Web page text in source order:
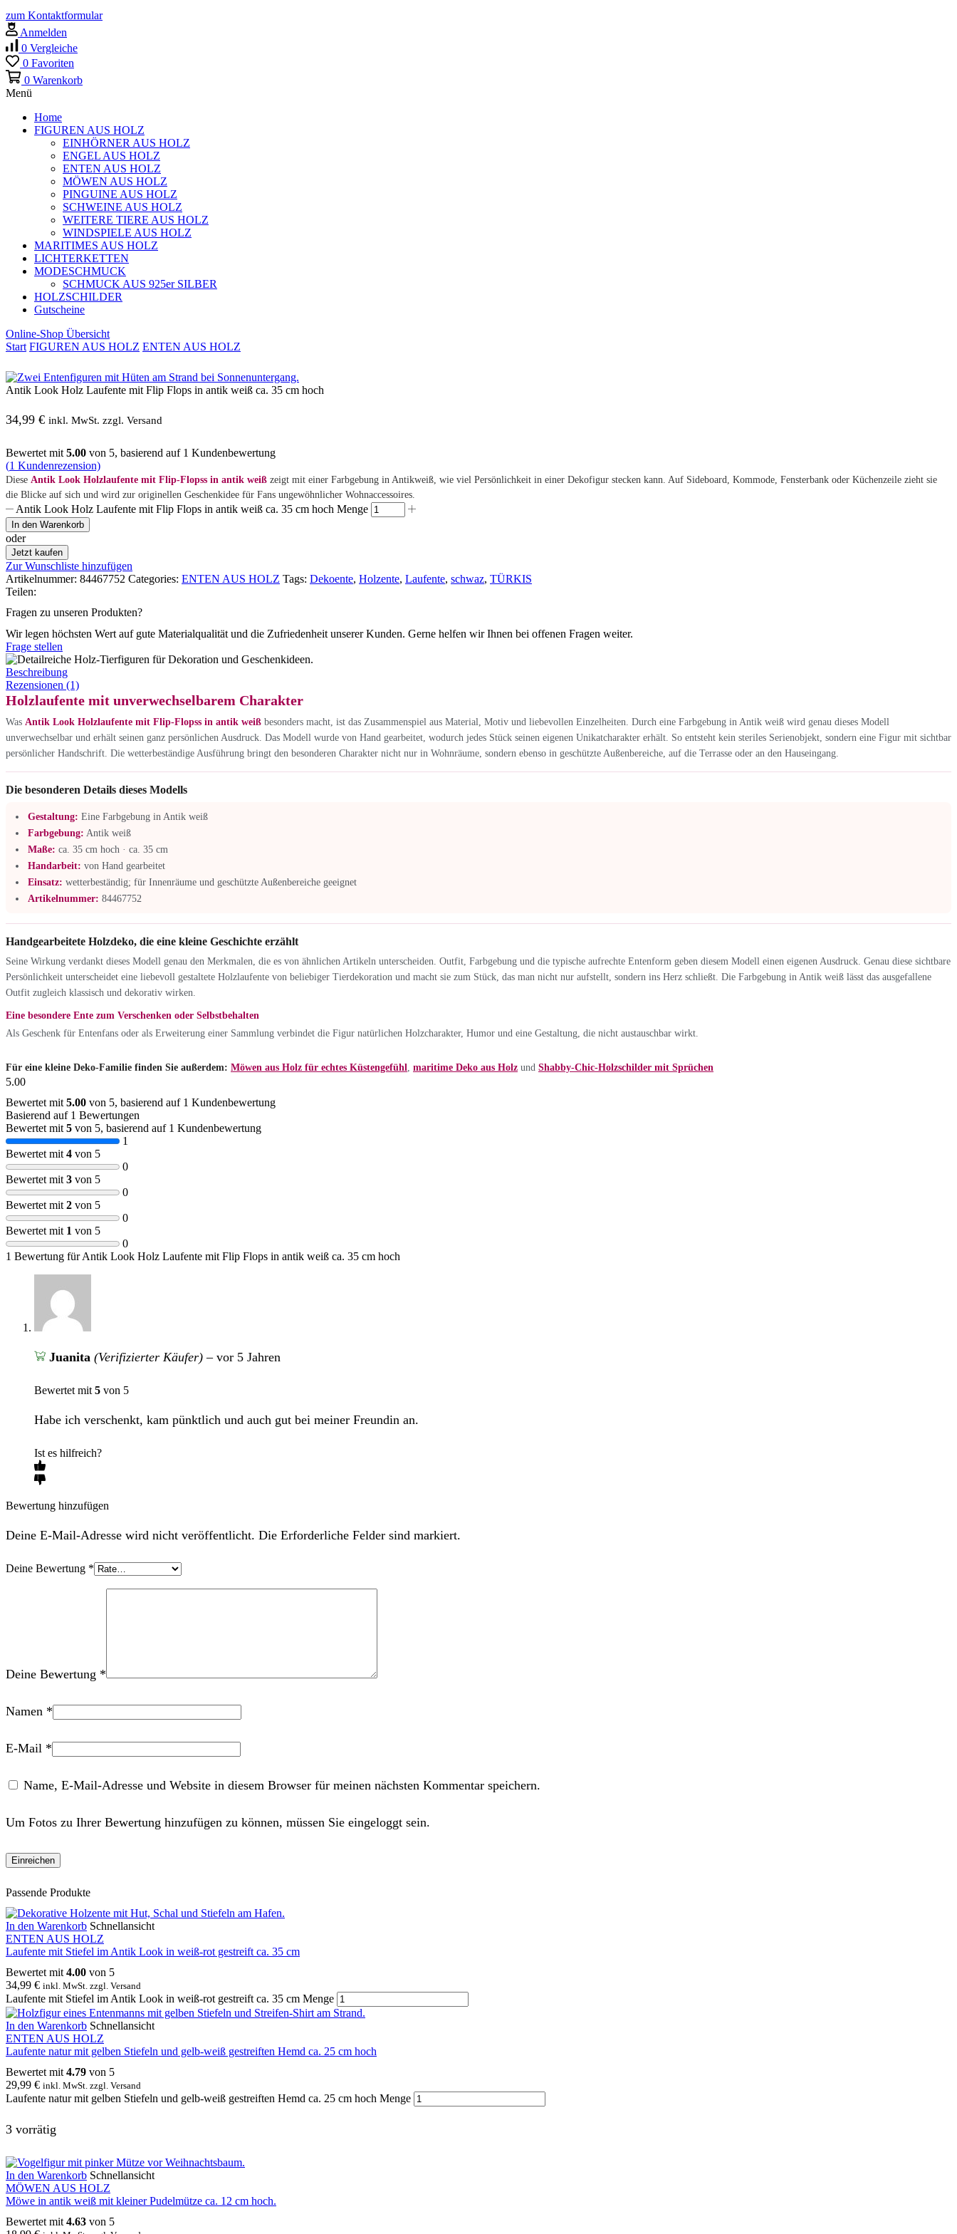
zum Kontaktformular
Anmelden
0 Vergleiche
0 Favoriten
0 Warenkorb
Menü
Home
FIGUREN AUS HOLZ
EINHÖRNER AUS HOLZ
ENGEL AUS HOLZ
ENTEN AUS HOLZ
MÖWEN AUS HOLZ
PINGUINE AUS HOLZ
SCHWEINE AUS HOLZ
WEITERE TIERE AUS HOLZ
WINDSPIELE AUS HOLZ
MARITIMES AUS HOLZ
LICHTERKETTEN
MODESCHMUCK
SCHMUCK AUS 925er SILBER
HOLZSCHILDER
Gutscheine
Online-Shop Übersicht
Start FIGUREN AUS HOLZ ENTEN AUS HOLZ
Antik Look Holz Laufente mit Flip Flops in antik weiß ca. 35 cm hoch
34,99 € inkl. MwSt. zzgl. Versand
Bewertet mit 5.00 von 5, basierend auf 1 Kundenbewertung
(1 Kundenrezension)
Diese Antik Look Holzlaufente mit Flip-Flopss in antik weiß zeigt mit einer Farbgebung in Antikweiß, wie viel Persönlichkeit in einer Dekofigur stecken kann. Auf Sideboard, Kommode, Fensterbank oder Küchenzeile zieht sie
die Blicke auf sich und wird zur originellen Geschenkidee für Fans ungewöhnlicher Wohnaccessoires.
Antik Look Holz Laufente mit Flip Flops in antik weiß ca. 35 cm hoch Menge
In den Warenkorb
oder
Jetzt kaufen
Zur Wunschliste hinzufügen
Artikelnummer: 84467752 Categories: ENTEN AUS HOLZ Tags: Dekoente, Holzente, Laufente, schwaz, TÜRKIS
Teilen:
Fragen zu unseren Produkten?
Wir legen höchsten Wert auf gute Materialqualität und die Zufriedenheit unserer Kunden. Gerne helfen wir Ihnen bei offenen Fragen weiter.
Frage stellen
Beschreibung
Rezensionen (1)
Holzlaufente mit unverwechselbarem Charakter
Was Antik Look Holzlaufente mit Flip-Flopss in antik weiß besonders macht, ist das Zusammenspiel aus Material, Motiv und liebevollen Einzelheiten. Durch eine Farbgebung in Antik weiß wird genau dieses Modell
unverwechselbar und erhält seinen ganz persönlichen Ausdruck. Das Modell wurde von Hand gearbeitet, wodurch jedes Stück seinen eigenen Unikatcharakter erhält. So entsteht kein steriles Serienobjekt, sondern eine Figur mit sichtbar
persönlicher Handschrift. Die wetterbeständige Ausführung bringt den besonderen Charakter nicht nur in Wohnräume, sondern ebenso in geschützte Außenbereiche, auf die Terrasse oder an den Hauseingang.
Die besonderen Details dieses Modells
Gestaltung: Eine Farbgebung in Antik weiß
Farbgebung: Antik weiß
Maße: ca. 35 cm hoch · ca. 35 cm
Handarbeit: von Hand gearbeitet
Einsatz: wetterbeständig; für Innenräume und geschützte Außenbereiche geeignet
Artikelnummer: 84467752
Handgearbeitete Holzdeko, die eine kleine Geschichte erzählt
Seine Wirkung verdankt dieses Modell genau den Merkmalen, die es von ähnlichen Artikeln unterscheiden. Outfit, Farbgebung und die typische aufrechte Entenform geben diesem Modell einen eigenen Ausdruck. Genau diese sichtbare
Persönlichkeit unterscheidet eine liebevoll gestaltete Holzlaufente von beliebiger Tierdekoration und macht sie zum Stück, das man nicht nur aufstellt, sondern ins Herz schließt. Die Farbgebung in Antik weiß lässt das ausgefallene
Outfit zugleich klassisch und dekorativ wirken.
Eine besondere Ente zum Verschenken oder Selbstbehalten
Als Geschenk für Entenfans oder als Erweiterung einer Sammlung verbindet die Figur natürlichen Holzcharakter, Humor und eine Gestaltung, die nicht austauschbar wirkt.
Für eine kleine Deko-Familie finden Sie außerdem: Möwen aus Holz für echtes Küstengefühl maritime Deko aus Holz und Shabby-Chic-Holzschilder mit Sprüchen
5.00
Bewertet mit 5.00 von 5, basierend auf 1 Kundenbewertung
Basierend auf 1 Bewertungen
Bewertet mit 5 von 5, basierend auf 1 Kundenbewertung
1
Bewertet mit 4 von 5
0
Bewertet mit 3 von 5
0
Bewertet mit 2 von 5
0
Bewertet mit 1 von 5
0
1 Bewertung fürAntik Look Holz Laufente mit Flip Flops in antik weiß ca. 35 cm hoch
Juanita (Verifizierter Käufer) – vor 5 Jahren
Bewertet mit 5 von 5
Habe ich verschenkt, kam pünktlich und auch gut bei meiner Freundin an.
Ist es hilfreich?
Bewertung hinzufügen
Deine E-Mail-Adresse wird nicht veröffentlicht. Die Erforderliche Felder sind markiert.
Deine Bewertung *
Deine Bewertung *
Namen *
E-Mail *
Name, E-Mail-Adresse und Website in diesem Browser für meinen nächsten Kommentar speichern.
Um Fotos zu Ihrer Bewertung hinzufügen zu können, müssen Sie eingeloggt sein.
Passende Produkte
In den Warenkorb Schnellansicht
ENTEN AUS HOLZ
Laufente mit Stiefel im Antik Look in weiß-rot gestreift ca. 35 cm
Bewertet mit 4.00 von 5
34,99 € inkl. MwSt. zzgl. Versand
Laufente mit Stiefel im Antik Look in weiß-rot gestreift ca. 35 cm Menge
In den Warenkorb Schnellansicht
ENTEN AUS HOLZ
Laufente natur mit gelben Stiefeln und gelb-weiß gestreiften Hemd ca. 25 cm hoch
Bewertet mit 4.79 von 5
29,99 € inkl. MwSt. zzgl. Versand
Laufente natur mit gelben Stiefeln und gelb-weiß gestreiften Hemd ca. 25 cm hoch Menge
3 vorrätig
In den Warenkorb Schnellansicht
MÖWEN AUS HOLZ
Möwe in antik weiß mit kleiner Pudelmütze ca. 12 cm hoch.
Bewertet mit4.63 von 5